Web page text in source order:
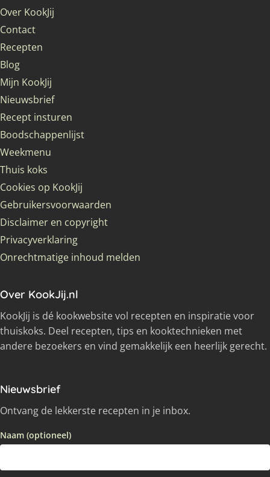
Over KookJij
Contact
Recepten
Blog
Mijn KookJij
Nieuwsbrief
Recept insturen
Boodschappenlijst
Weekmenu
Thuis koks
Cookies op KookJij
Gebruikersvoorwaarden
Disclaimer en copyright
Privacyverklaring
Onrechtmatige inhoud melden
Over KookJij.nl
KookJij is dé kookwebsite vol recepten en inspiratie voor
thuiskoks. Deel recepten, tips en kooktechnieken met
andere bezoekers en vind gemakkelijk een heerlijk gerecht.
Nieuwsbrief
Ontvang de lekkerste recepten in je inbox.
Naam (optioneel)